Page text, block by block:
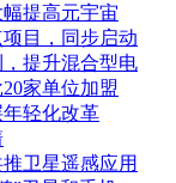
提高元宇宙
目，同步启动
提升混合型电
家单位加盟
轻化改革
卫星遥感应用